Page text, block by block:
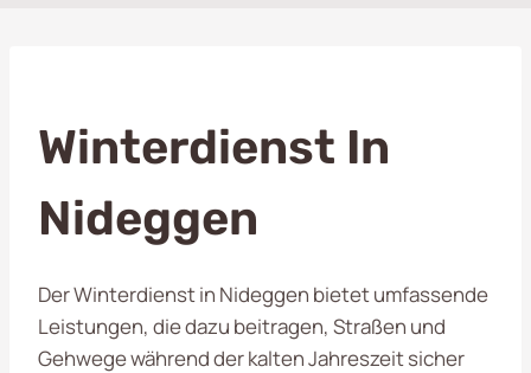
Winterdienst In
Nideggen
Der Winterdienst in Nideggen bietet umfassende
Leistungen, die dazu beitragen, Straßen und
Gehwege während der kalten Jahreszeit sicher